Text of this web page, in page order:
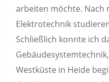
arbeiten möchte. Nach
Elektrotechnik
Schließlich konnte ich
Westküste in Heide